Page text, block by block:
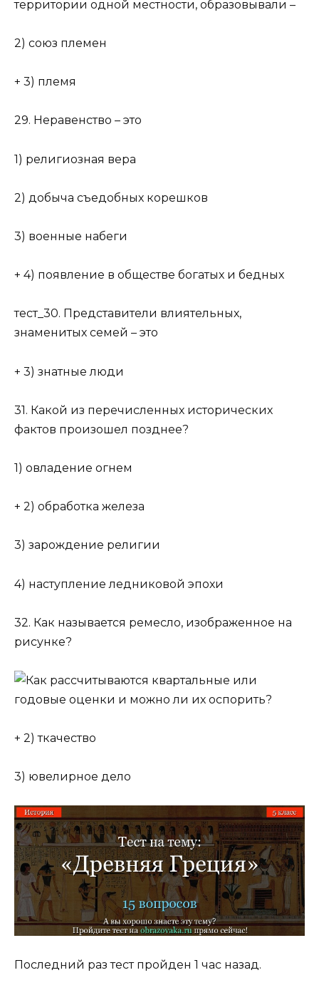
территории одной местности, образовывали –
2) союз племен
+ 3) племя
29. Неравенство – это
1) религиозная вера
2) добыча съедобных корешков
3) военные набеги
+ 4) появление в обществе богатых и бедных
тест_30. Представители влиятельных,
знаменитых семей – это
+ 3) знатные люди
31. Какой из перечисленных исторических
фактов произошел позднее?
1) овладение огнем
+ 2) обработка железа
3) зарождение религии
4) наступление ледниковой эпохи
32. Как называется ремесло, изображенное на
рисунке?
+ 2) ткачество
3) ювелирное дело
Последний раз тест пройден 1 час назад.